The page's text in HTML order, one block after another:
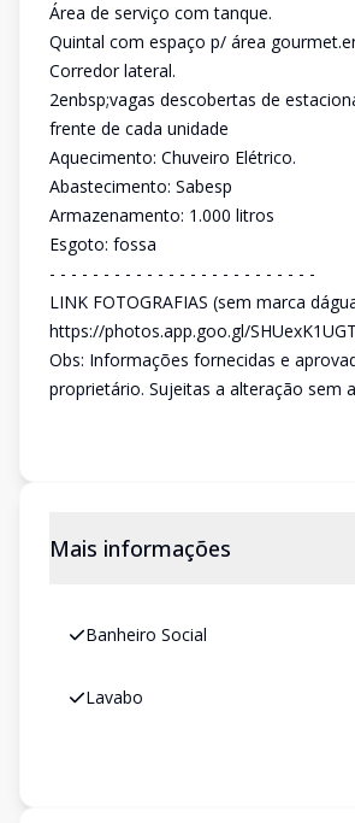
Área de serviço com tanque.
Quintal com espaço p/ área
Corredor lateral.
2enbsp;vagas descobertas de
frente de cada unidade
Aquecimento: Chuveiro Elétrico.
Abastecimento: Sabesp
Armazenamento: 1.000 litros
Esgoto: fossa
- - - - - - - - - - - - - - - - - - - - - - - - -
LINK FOTOGRAFIAS (sem marca
https://photos.app.goo.gl/
Obs: Informações fornecidas e
proprietário. Sujeitas a alteração sem
Mais informações
Banheiro Social
Lavabo